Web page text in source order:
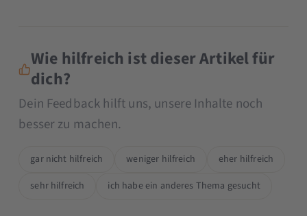
Wie hilfreich ist dieser Artikel für
dich?
Dein Feedback hilft uns, unsere Inhalte noch
besser zu machen.
gar nicht hilfreich weniger hilfreich
eher hilfreich
sehr hilfreich
ich habe ein anderes Thema gesucht